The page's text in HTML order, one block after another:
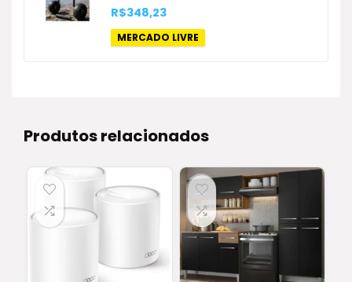
R$348,23
MERCADO LIVRE
Produtos relacionados